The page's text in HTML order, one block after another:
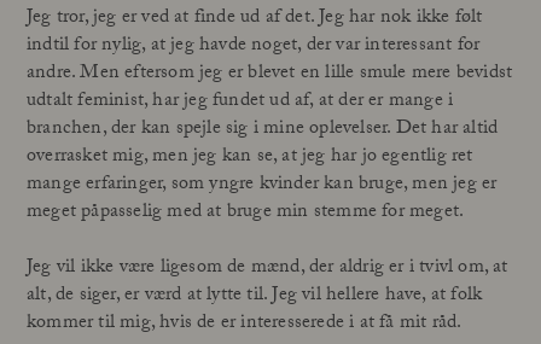
Jeg tror, jeg er ved at finde ud af det. Jeg har nok ikke følt
indtil for nylig, at jeg havde noget, der var interessant for
andre. Men eftersom jeg er blevet en lille smule mere bevidst
udtalt feminist, har jeg fundet ud af, at der er mange i
branchen, der kan spejle sig i mine oplevelser. Det har altid
overrasket mig, men jeg kan se, at jeg har jo egentlig ret
mange erfaringer, som yngre kvinder kan bruge, men jeg er
meget påpasselig med at bruge min stemme for meget.
Jeg vil ikke være ligesom de mænd, der aldrig er i tvivl om, at
alt, de siger, er værd at lytte til. Jeg vil hellere have, at folk
kommer til mig, hvis de er interesserede i at få mit råd.